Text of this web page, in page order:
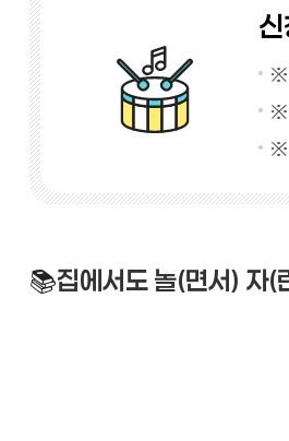
※
※
※
📚집에서도 놀(면서) 자(